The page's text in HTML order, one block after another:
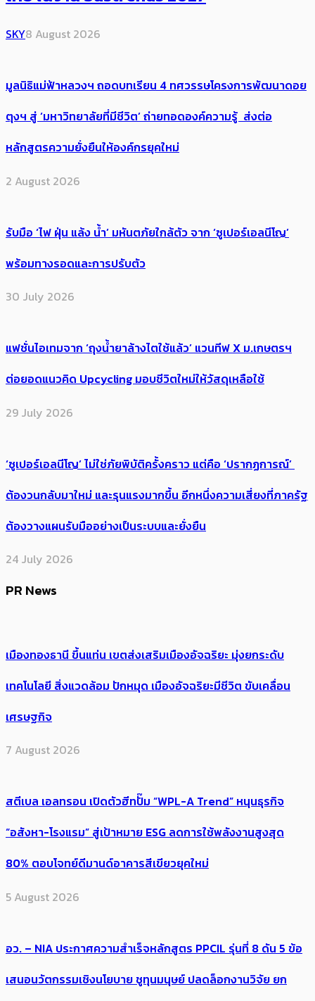
SKY8 August 2026
มูลนิธิแม่ฟ้าหลวงฯ ถอดบทเรียน 4 ทศวรรษโครงการพัฒนาดอย
ตุงฯ สู่ ‘มหาวิทยาลัยที่มีชีวิต’ ถ่ายทอดองค์ความรู้ ส่งต่อ
หลักสูตรความยั่งยืนให้องค์กรยุคใหม่
2 August 2026
รับมือ ‘ไฟ ฝุ่น แล้ง น้ำ’ มหันตภัยใกล้ตัว จาก ‘ซูเปอร์เอลนีโญ’
พร้อมทางรอดและการปรับตัว
30 July 2026
แฟชั่นไอเทมจาก ‘ถุงน้ำยาล้างไตใช้แล้ว’ แวนทีฟ X ม.เกษตรฯ
ต่อยอดแนวคิด Upcycling มอบชีวิตใหม่ให้วัสดุเหลือใช้
29 July 2026
‘ซูเปอร์เอลนีโญ’ ไม่ใช่ภัยพิบัติครั้งคราว แต่คือ ‘ปรากฏการณ์’ ​
ต้อง​วนกลับมาใหม่ และรุนแรงมากขึ้น อีกหนึ่งความเสี่ยงที่ภาครัฐ
ต้องวางแผนรับมืออย่างเป็นระบบและยั่งยืน
24 July 2026
PR News
เมืองทองธานี ขึ้นแท่น เขตส่งเสริมเมืองอัจฉริยะ มุ่งยกระดับ
เทคโนโลยี สิ่งแวดล้อม ปักหมุด เมืองอัจฉริยะมีชีวิต ขับเคลื่อน
เศรษฐกิจ
7 August 2026
สตีเบล เอลทรอน เปิดตัวฮีทปั๊ม “WPL-A Trend” หนุนธุรกิจ
“อสังหา-โรงแรม” สู่เป้าหมาย ESG ลดการใช้พลังงานสูงสุด
80% ตอบโจทย์ดีมานด์อาคารสีเขียวยุคใหม่
5 August 2026
อว. – NIA ประกาศความสำเร็จหลักสูตร PPCIL รุ่นที่ 8 ดัน 5 ข้อ
เสนอนวัตกรรมเชิงนโยบาย ชูทุนมนุษย์ ปลดล็อกงานวิจัย ยก